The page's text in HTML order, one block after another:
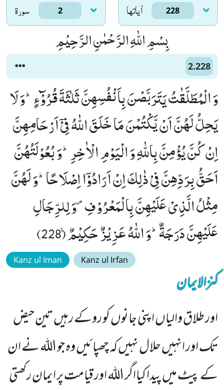
سورۃ 2 اٰياتها 228
بِسْمِ اللّٰهِ الرَّحْمٰنِ الرَّحِیْمِ
2.228
وَ الْمُطَلَّقٰتُ یَتَرَبَّصْنَ بِاَنْفُسِهِنَّ ثَلٰثَةَ قُرُوْٓءٍؕ-وَ لَا
یَحِلُّ لَهُنَّ اَنْ یَّكْتُمْنَ مَا خَلَقَ اللّٰهُ فِیْۤ اَرْحَامِهِنَّ
اِنْ كُنَّ یُؤْمِنَّ بِاللّٰهِ وَ الْیَوْمِ الْاٰخِرِؕ-وَ بُعُوْلَتُهُنَّ
اَحَقُّ بِرَدِّهِنَّ فِیْ ذٰلِكَ اِنْ اَرَادُوْۤا اِصْلَاحًاؕ-وَ لَهُنَّ
مِثْلُ الَّذِیْ عَلَیْهِنَّ بِالْمَعْرُوْفِ۪-وَ لِلرِّجَالِ
عَلَیْهِنَّ دَرَجَةٌؕ-وَ اللّٰهُ عَزِیْزٌ حَكِیْمٌ۠ (228)
Kanz ul Iman Kanz ul Irfan
کنزالایمان
اور طلاق والیاں اپنی جانوں کو روکے رہیں تین حیض
تک اور انہیں حلال نہیں کہ چھپائیں وہ جو اللہ نے ان
کے پیٹ میں پیدا کیااگر اللہ اور قیامت پر ایمان رکھتی